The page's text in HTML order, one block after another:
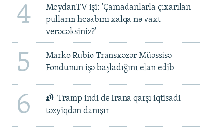
4
MeydanTV işi: 'Çamadanlarla çıxarılan
pulların hesabını xalqa nə vaxt
verəcəksiniz?'
5
Marko Rubio Transxəzər Müəssisə
Fondunun işə başladığını elan edib
6
Tramp indi də İrana qarşı iqtisadi
təzyiqdən danışır